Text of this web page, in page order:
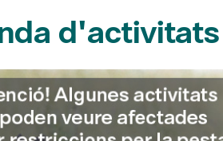
d'activitats